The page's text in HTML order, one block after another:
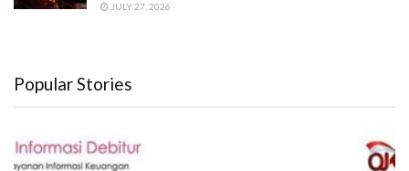
JULY 27, 2026
Popular Stories